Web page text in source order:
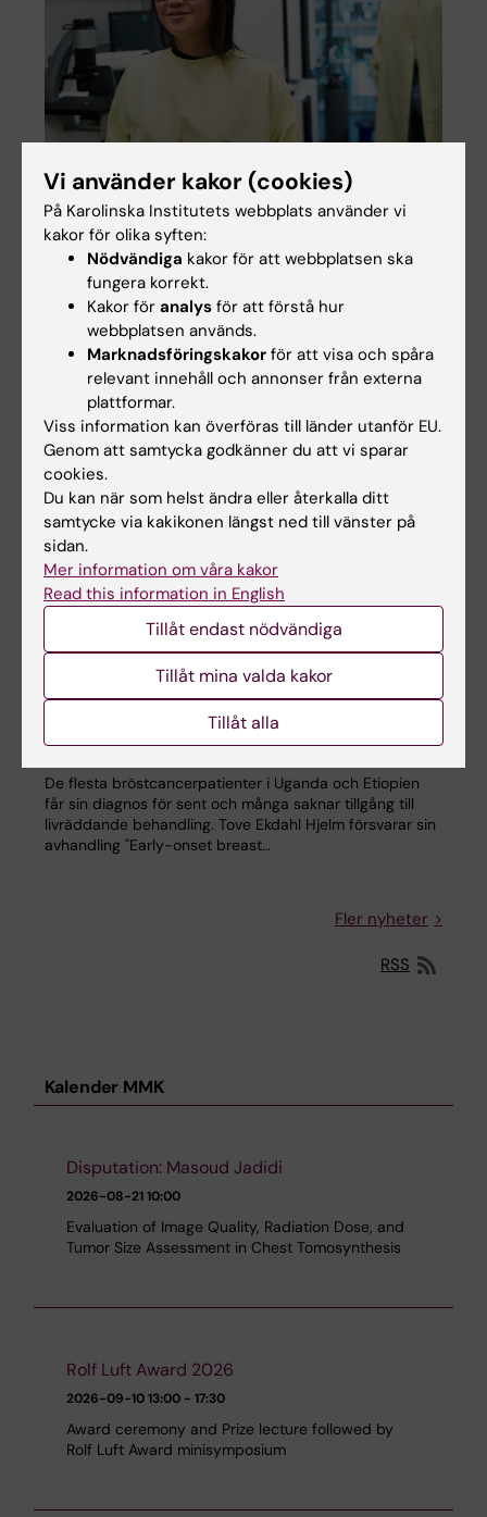
KI fortsätter sin strategiska satsning - ny
rekrytering av 21 biträdande lektorer
2026-06-01 14:09
Den 1 juni lanserar Karolinska Institutet en stor
internationell rekryteringskampanj för 21 biträdande
lektorstjänster. Utgångspunkten är förra årets mycket
framgångsrika initiativ, som lockade mer än…
Avhandling om bröstcancer hos unga kvinnor i
De flesta bröstcancerpatienter i Uganda och Etiopien
får sin diagnos för sent och många saknar tillgång till
livräddande behandling. Tove Ekdahl Hjelm försvarar sin
avhandling "Early-onset breast…
Fler nyheter
RSS
Kalender MMK
Disputation: Masoud Jadidi
2026-08-2110:00
Evaluation of Image Quality, Radiation Dose, and
Tumor Size Assessment in Chest Tomosynthesis
Rolf Luft Award 2026
2026-09-1013:00 - 17:30
Award ceremony and Prize lecture followed by
Rolf Luft Award minisymposium
Vi använder kakor (cookies)
På Karolinska Institutets webbplats använder vi
kakor för olika syften:
Nödvändiga kakor för att webbplatsen ska
fungera korrekt.
Kakor för analys för att förstå hur
webbplatsen används.
Marknadsföringskakor för att visa och spåra
relevant innehåll och annonser från externa
plattformar.
Viss information kan överföras till länder utanför EU.
Genom att samtycka godkänner du att vi sparar
cookies.
Du kan när som helst ändra eller återkalla ditt
samtycke via kakikonen längst ned till vänster på
sidan.
Mer information om våra kakor
Read this information in English
Tillåt endast nödvändiga
Tillåt mina valda kakor
Tillåt alla